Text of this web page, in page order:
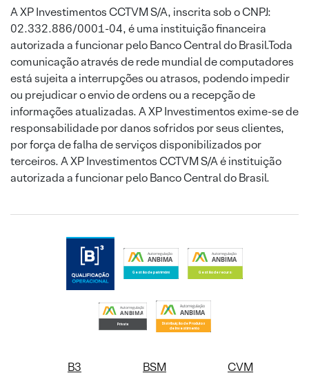
A XP Investimentos CCTVM S/A, inscrita sob o CNPJ:
02.332.886/0001-04, é uma instituição financeira
autorizada a funcionar pelo Banco Central do Brasil.Toda
comunicação através de rede mundial de computadores
está sujeita a interrupções ou atrasos, podendo impedir
ou prejudicar o envio de ordens ou a recepção de
informações atualizadas. A XP Investimentos exime-se de
responsabilidade por danos sofridos por seus clientes,
por força de falha de serviços disponibilizados por
terceiros. A XP Investimentos CCTVM S/A é instituição
autorizada a funcionar pelo Banco Central do Brasil.
B3 BSM CVM